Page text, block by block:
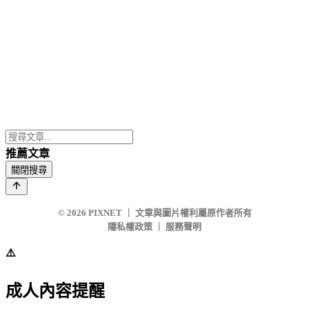
推薦文章
關閉搜尋
© 2026 PIXNET
文章與圖片權利屬原作者所有
隱私權政策
服務聲明
⚠️
成人內容提醒